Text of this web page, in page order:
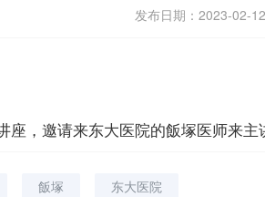
发布日期：2023-02-
，邀请来东大医院的飯塚医师来主
飯塚 东大医院